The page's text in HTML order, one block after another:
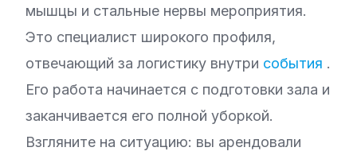
мышцы и стальные нервы мероприятия.
Это специалист широкого профиля,
отвечающий за логистику внутри события .
Его работа начинается с подготовки зала и
заканчивается его полной уборкой.
Взгляните на ситуацию: вы арендовали